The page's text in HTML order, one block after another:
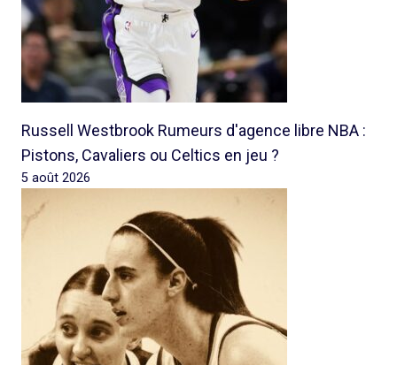
Russell Westbrook Rumeurs d'agence libre NBA :
Pistons, Cavaliers ou Celtics en jeu ?
5 août 2026